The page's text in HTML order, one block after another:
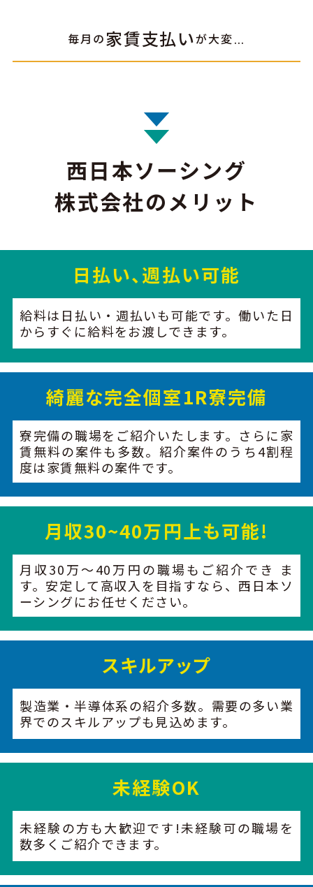
毎月の家賃支払いが大変…
西日本ソーシング
株式会社のメリット
日払い、週払い可能
給料は日払い・週払いも可能です。働いた日
からすぐに給料をお渡しできます。
綺麗な完全個室1R寮完備
寮完備の職場をご紹介いたします。さらに家
賃無料の案件も多数。紹介案件のうち4割程
度は家賃無料の案件です。
月収30~40万円上も可能!
月収30万〜40万円の職場もご紹介でき ま
す。安定して高収入を目指すなら、西日本ソ
ーシングにお任せください。
スキルアップ
製造業・半導体系の紹介多数。需要の多い業
界でのスキルアップも見込めます。
未経験OK
未経験の方も大歓迎です!未経験可の職場を
数多くご紹介できます。